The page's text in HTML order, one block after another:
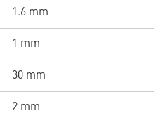
1.6 mm
1 mm
30 mm
2 mm